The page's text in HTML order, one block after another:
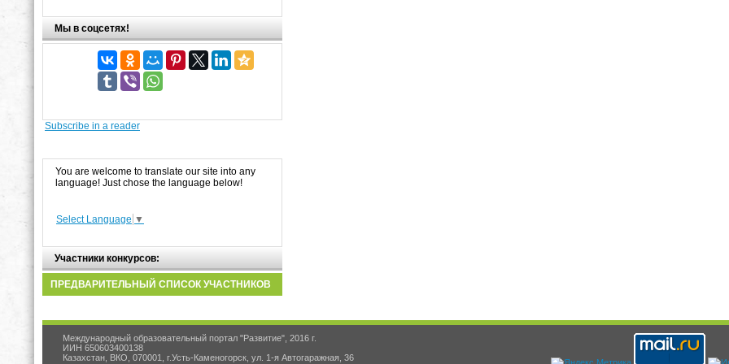
Мы в соцсетях!
Subscribe in a reader
You are welcome to translate our site into any
language! Just chose the language below!
Select Language ▼
Участники конкурсов:
ПРЕДВАРИТЕЛЬНЫЙ СПИСОК УЧАСТНИКОВ
Международный образовательный портал "Развитие", 2016 г.
ИИН 650603400138
Казахстан, ВКО, 070001, г.Усть-Каменогорск, ул. 1-я Автогаражная, 36